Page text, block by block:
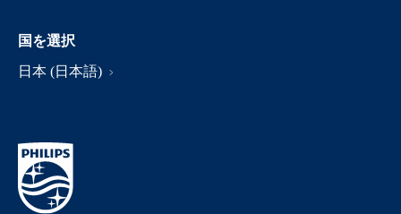
国を選択
日本 (日本語)